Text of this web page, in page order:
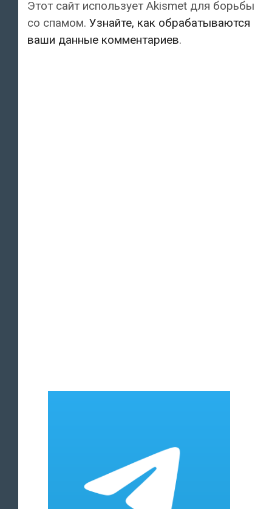
Этот сайт использует Akismet для борьбы
со спамом. Узнайте, как обрабатываются
ваши данные комментариев.